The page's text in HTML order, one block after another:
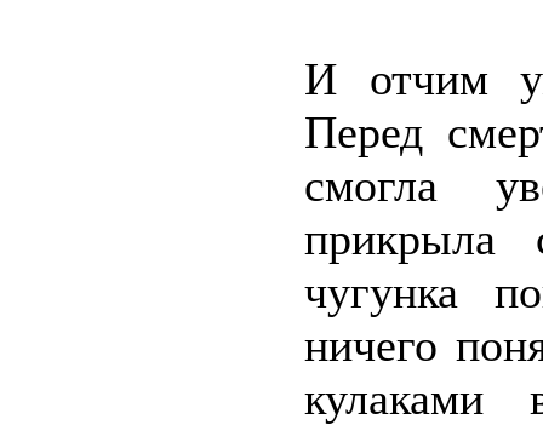
И отчим
Перед
смогла
прикрыла
чугунка
ничего